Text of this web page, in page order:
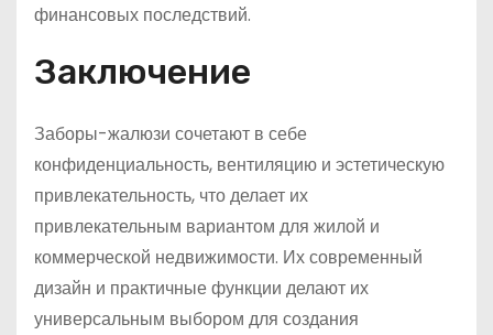
финансовых последствий.
Заключение
Заборы-жалюзи сочетают в себе
конфиденциальность, вентиляцию и эстетическую
привлекательность, что делает их
привлекательным вариантом для жилой и
коммерческой недвижимости. Их современный
дизайн и практичные функции делают их
универсальным выбором для создания